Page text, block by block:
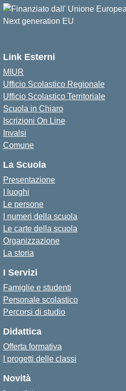
Link Esterni
MIUR
Ufficio Scolastico Regionale
Ufficio Scolastico Territoriale
Scuola in Chiaro
Iscrizioni On Line
Invalsi
Comune
La Scuola
Presentazione
I luoghi
Le persone
I numeri della scuola
Le carte della scuola
Organizzazione
La storia
I Servizi
Famiglie e studenti
Personale scolastico
Percorsi di studio
Didattica
Offerta formativa
I progetti delle classi
Novità